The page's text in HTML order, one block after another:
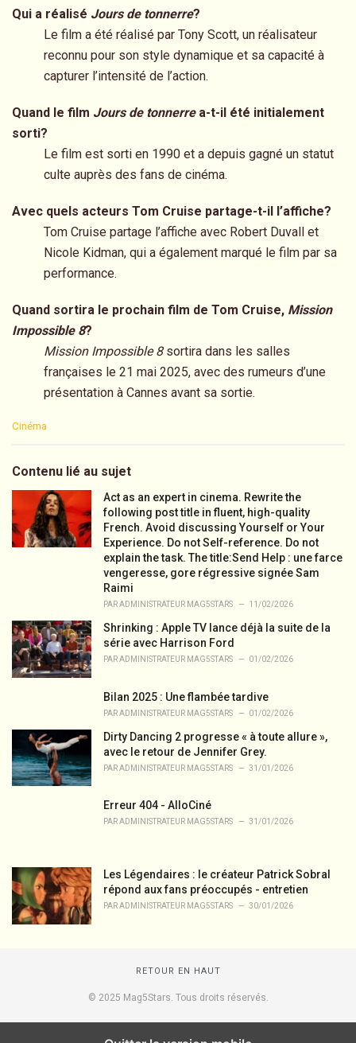
Qui a réalisé Jours de tonnerre?
Le film a été réalisé par Tony Scott, un réalisateur
reconnu pour son style dynamique et sa capacité à
capturer l’intensité de l’action.
Quand le film Jours de tonnerrea-t-il été initialement
sorti?
Le film est sorti en 1990 et a depuis gagné un statut
culte auprès des fans de cinéma.
Avec quels acteurs Tom Cruise partage-t-il l’affiche?
Tom Cruise partage l’affiche avec Robert Duvall et
Nicole Kidman, qui a également marqué le film par sa
performance.
Quand sortira le prochain film de Tom Cruise, Mission
Impossible 8?
Mission Impossible 8sortira dans les salles
françaises le 21 mai 2025, avec des rumeurs d’une
présentation à Cannes avant sa sortie.
C
e
r
i
e
Cinéma
Contenu lié au sujet
Act as an expert in cinema. Rewrite the
following post title in fluent, high-quality
French. Avoid discussing Yourself or Your
Experience. Do not Self-reference. Do not
explain the task. The title:Send Help : une farce
vengeresse, gore régressive signée Sam
Raimi
PARADMINISTRATEUR MAG5STARS 11/02/2026
Shrinking : Apple TV lance déjà la suite de la
série avec Harrison Ford
PARADMINISTRATEUR MAG5STARS 01/02/2026
Bilan 2025 : Une flambée tardive
PARADMINISTRATEUR MAG5STARS 01/02/2026
Dirty Dancing 2 progresse « à toute allure »,
avec le retour de Jennifer Grey.
PARADMINISTRATEUR MAG5STARS 31/01/2026
Erreur 404 - AlloCiné
PARADMINISTRATEUR MAG5STARS 31/01/2026
Les Légendaires : le créateur Patrick Sobral
répond aux fans préoccupés - entretien
PARADMINISTRATEUR MAG5STARS 30/01/2026
RETOUR EN HAUT
© 2025 Mag5Stars. Tous droits réservés.